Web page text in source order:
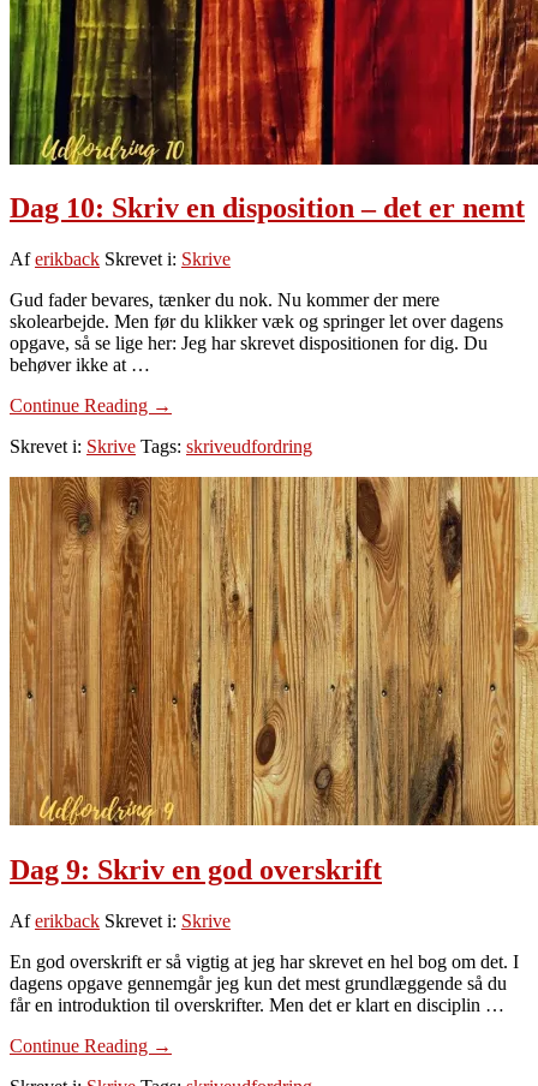
Dag 10: Skriv en disposition – det er nemt
Aferikback Skrevet i: Skrive
Gud fader bevares, tænker du nok. Nu kommer der mere
skolearbejde. Men før du klikker væk og springer let over dagens
opgave, så se lige her: Jeg har skrevet dispositionen for dig. Du
behøver ikke at …
Continue Reading om
10:
en
disposition
–
det
er
nemt
→
Skrevet i: Skrive Tags: skriveudfordring
Dag 9: Skriv en god overskrift
Aferikback Skrevet i: Skrive
En god overskrift er så vigtig at jeg har skrevet en hel bog om det. I
dagens opgave gennemgår jeg kun det mest grundlæggende så du
får en introduktion til overskrifter. Men det er klart en disciplin …
Continue Reading om
→